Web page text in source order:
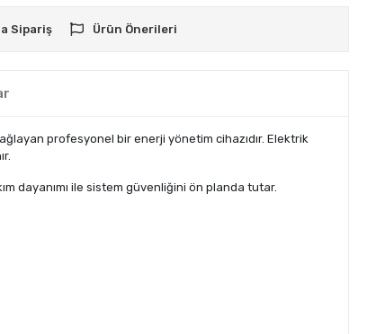
Sipariş Ürün Önerileri
profesyonel bir enerji yönetim cihazıdır. Elektrik
dayanımı ile sistem güvenliğini ön planda tutar.